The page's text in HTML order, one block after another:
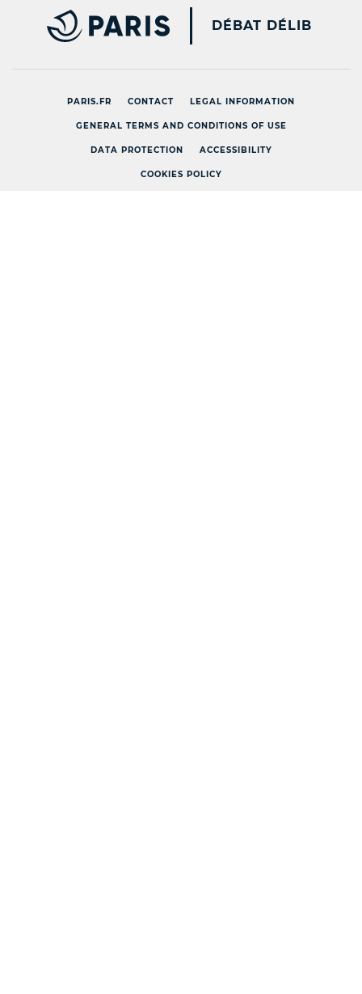
PARIS.FR [NEW
DÉBAT DÉLIB
PARIS.FR CONTACT LEGAL INFORMATION
GENERAL TERMS AND CONDITIONS OF USE
DATA PROTECTION ACCESSIBILITY
COOKIES POLICY